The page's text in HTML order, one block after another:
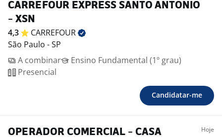
CARREFOUR EXPRESS SANTO ANTONIO
- XSN
4,3
CARREFOUR
São Paulo - SP
A combinar
Ensino Fundamental (1º grau)
Presencial
Candidatar-me
OPERADOR COMERCIAL - CASA
Hoje